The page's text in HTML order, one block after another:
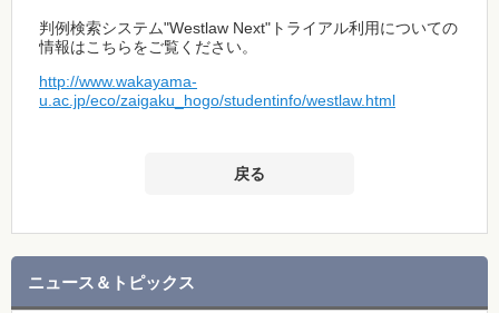
判例検索システム"Westlaw Next"トライアル利用についての
情報はこちらをご覧ください。
http://www.wakayama-
u.ac.jp/eco/zaigaku_hogo/studentinfo/westlaw.html
戻る
ニュース＆トピックス